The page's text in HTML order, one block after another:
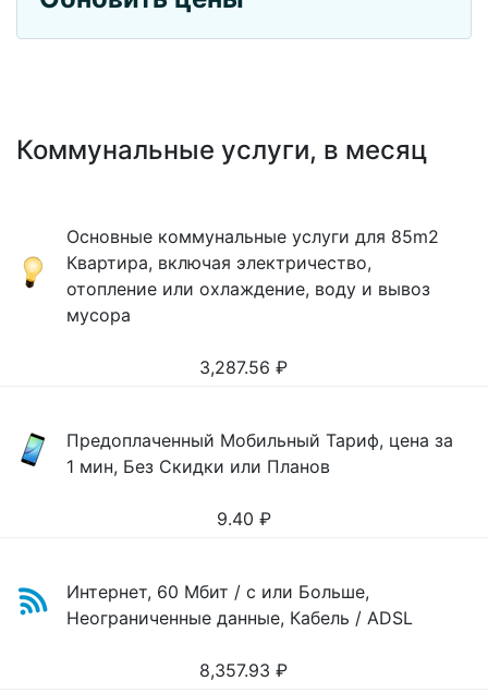
Коммунальные услуги, в месяц
Основные коммунальные услуги для 85m2
Квартира, включая электричество,
отопление или охлаждение, воду и вывоз
мусора
3,287.56 ₽
Предоплаченный Мобильный Тариф, цена за
1 мин, Без Скидки или Планов
9.40 ₽
Интернет, 60 Мбит / с или Больше,
Неограниченные данные, Кабель / ADSL
8,357.93 ₽